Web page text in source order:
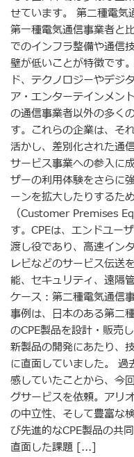
せています。 第二種電気
第一種電気通信事業者と
でのインフラ整備や通信
壁が低いことが特徴です
ド、テクノロジーやデジ
ア・エンターテインメン
の通信事業者以外の多く
す。これらの企業は、そ
活かし、差別化された通
サービス事業への参入に
ザーの利用体験をさらに
ーンを拡大したりするた
（Customer Premises
す。CPEは、エンドユー
渡し役であり、高速イン
レビなどのサービス伝送
能、セキュリティ、遠隔
ケース：第二種電気通信
事例は、日本のある第二
のCPE製品を設計・販売
新製品の開発にあたり、
に直面していました。 過
感していたことから、今
グサービスを依頼。アリ
の中立性、そして豊富な
び先進的なCPE製品の共
直面した課題 [...]